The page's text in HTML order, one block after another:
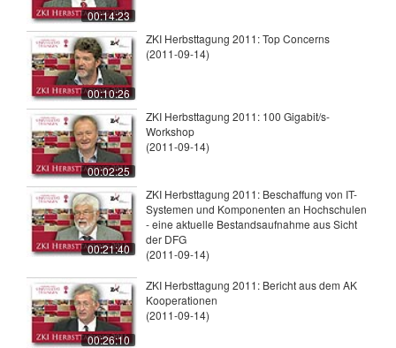
00:14:23
00:10:26
ZKI Herbsttagung 2011: Top Concerns
(2011-09-14)
00:02:25
ZKI Herbsttagung 2011: 100 Gigabit/s-
Workshop
(2011-09-14)
00:21:40
ZKI Herbsttagung 2011: Beschaffung von IT-
Systemen und Komponenten an Hochschulen
- eine aktuelle Bestandsaufnahme aus Sicht
der DFG
(2011-09-14)
00:26:10
ZKI Herbsttagung 2011: Bericht aus dem AK
Kooperationen
(2011-09-14)